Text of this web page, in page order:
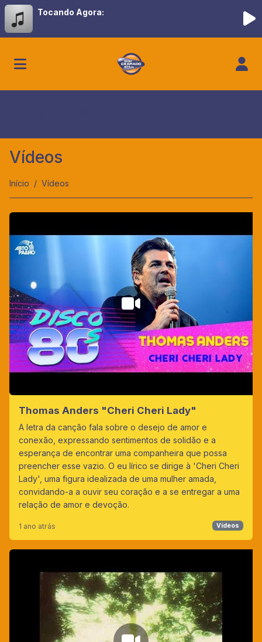
Tocando Agora:
Vídeos
Início Vídeos
Thomas Anders "Cheri Cheri Lady"
A letra da canção fala sobre o desejo de amor e
conexão, expressando sentimentos de solidão e a
esperança de encontrar uma companheira que possa
preencher esse vazio. O eu lírico se dirige à 'Cheri Cheri
Lady', uma figura idealizada de uma mulher amada,
convidando-a a ouvir seu coração e a se entregar a uma
relação de amor e devoção.
1 ano atrás Vídeos